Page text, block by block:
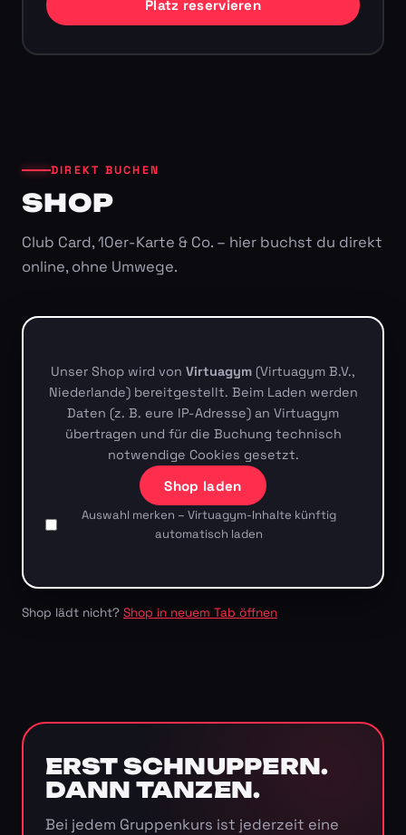
Platz reservieren
DIREKT BUCHEN
SHOP
Club Card, 10er-Karte & Co. – hier buchst du direkt
online, ohne Umwege.
Unser Shop wird von Virtuagym (Virtuagym B.V.,
Niederlande) bereitgestellt. Beim Laden werden
Daten (z. B. eure IP-Adresse) an Virtuagym
übertragen und für die Buchung technisch
notwendige Cookies gesetzt.
Shop laden
Auswahl merken – Virtuagym-Inhalte künftig
automatisch laden
Shop lädt nicht? Shop in neuem Tab öffnen
ERST SCHNUPPERN.
DANN TANZEN.
Bei jedem Gruppenkurs ist jederzeit eine